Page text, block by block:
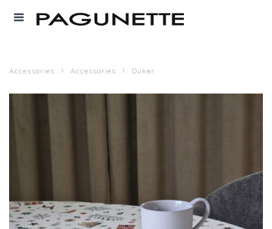
Accessories Accessories Duker